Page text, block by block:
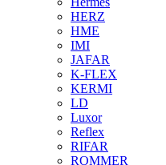
HERZ
HME
IMI
JAFAR
K-FLEX
KERMI
LD
Luxor
Reflex
RIFAR
ROMMER